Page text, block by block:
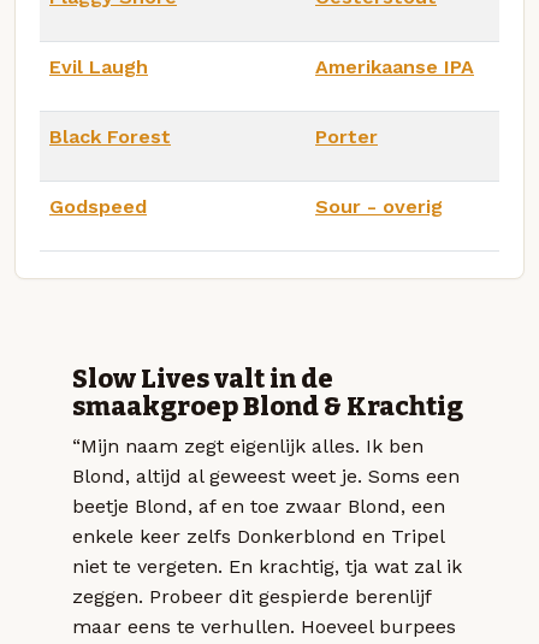
Evil Laugh Amerikaanse IPA
Black Forest Porter
Godspeed Sour - overig
Slow Lives valt in de
smaakgroep Blond & Krachtig
“Mijn naam zegt eigenlijk alles. Ik ben
Blond, altijd al geweest weet je. Soms een
beetje Blond, af en toe zwaar Blond, een
enkele keer zelfs Donkerblond en Tripel
niet te vergeten. En krachtig, tja wat zal ik
zeggen. Probeer dit gespierde berenlijf
maar eens te verhullen. Hoeveel burpees